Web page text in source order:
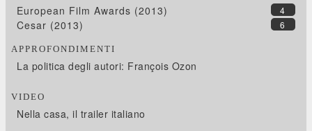
4
European Film Awards (2013)
6
Cesar (2013)
APPROFONDIMENTI
La politica degli autori: François Ozon
VIDEO
Nella casa, il trailer italiano